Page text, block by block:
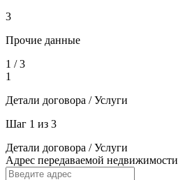
3
Прочие данные
1 /3
1
Детали договора / Услуги
Шаг 1 из 3
Детали договора / Услуги
Адрес передаваемой недвижимости